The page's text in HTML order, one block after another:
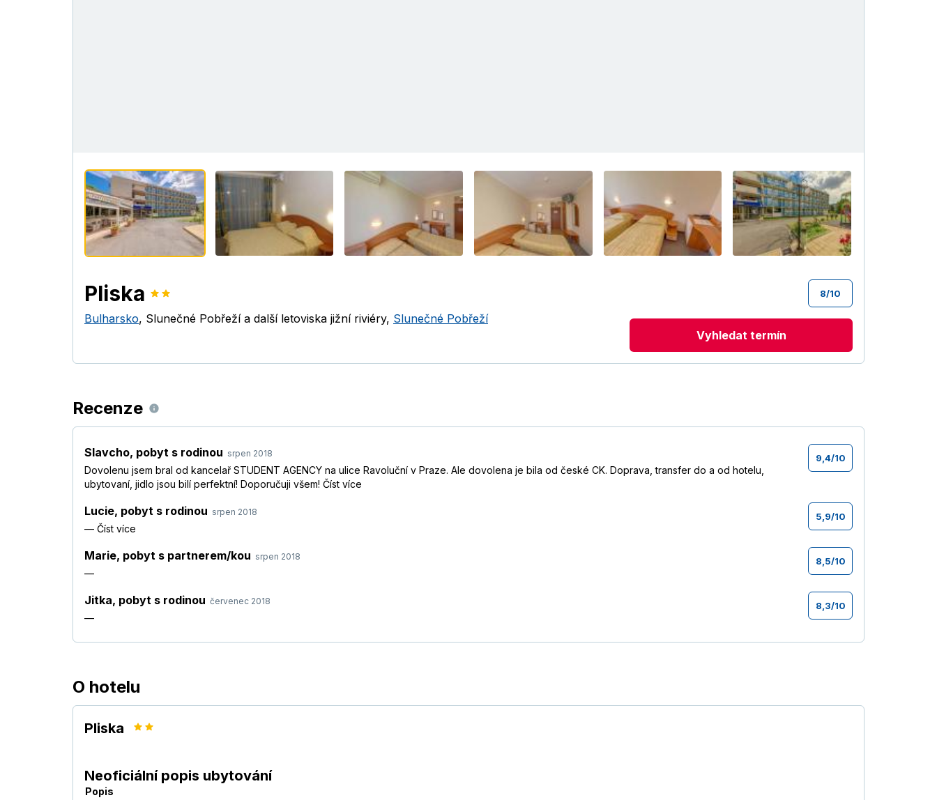
Pliska 8/10
Bulharsko, Slunečné Pobřeží a další letoviska jižní riviéry, Slunečné Pobřeží
Vyhledat termín
Recenze
Slavcho, pobyt s rodinou srpen 2018
Dovolenu jsem bral od kancelař STUDENT AGENCY na ulice Ravoluční v Praze. Ale dovolena je bila od české CK. Doprava, transfer do a od hotelu,
ubytovaní, jidlo jsou bilí perfektní! Doporučuji všem! Číst více
9,4/10
Lucie, pobyt s rodinou srpen 2018
— Číst více
5,9/10
Marie, pobyt s partnerem/kou srpen 2018
—
8,5/10
Jitka, pobyt s rodinou červenec 2018
—
8,3/10
O hotelu
Pliska
Neoficiální popis ubytování
Popis